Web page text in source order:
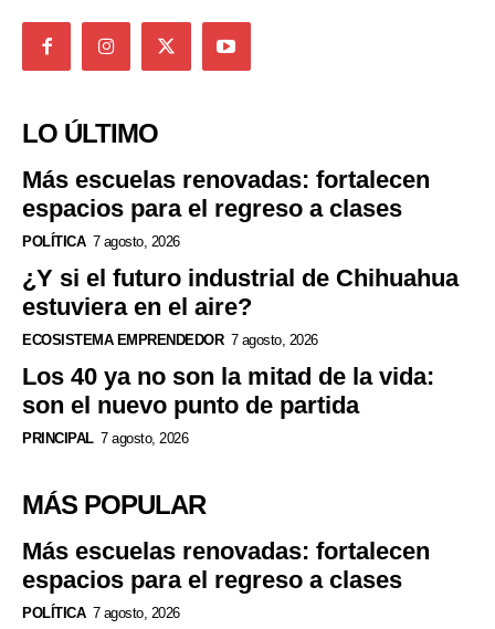
LO ÚLTIMO
Más escuelas renovadas: fortalecen
espacios para el regreso a clases
POLÍTICA 7 agosto, 2026
¿Y si el futuro industrial de Chihuahua
estuviera en el aire?
ECOSISTEMA EMPRENDEDOR 7 agosto, 2026
Los 40 ya no son la mitad de la vida:
son el nuevo punto de partida
PRINCIPAL 7 agosto, 2026
MÁS POPULAR
Más escuelas renovadas: fortalecen
espacios para el regreso a clases
POLÍTICA 7 agosto, 2026